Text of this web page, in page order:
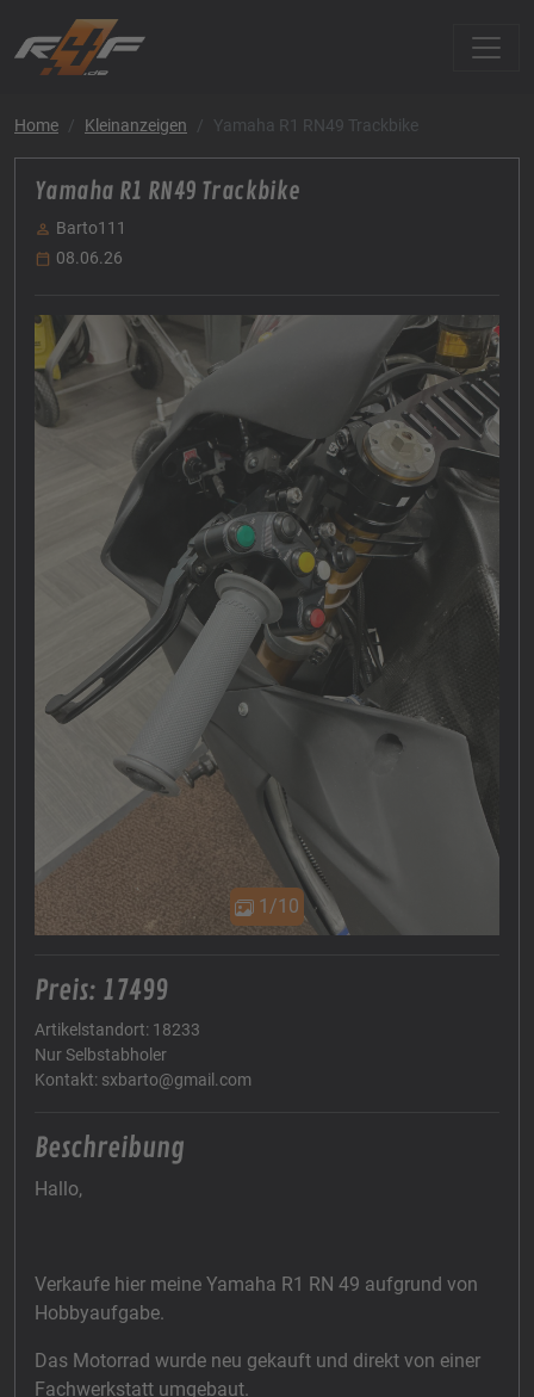
Home Kleinanzeigen Yamaha R1 RN49 Trackbike
Yamaha R1 RN49 Trackbike
Barto111
08.06.26
1/10
Preis: 17499
Artikelstandort: 18233
Nur Selbstabholer
Kontakt: sxbarto@gmail.com
Beschreibung
Hallo,
Verkaufe hier meine Yamaha R1 RN 49 aufgrund von
Hobbyaufgabe.
Das Motorrad wurde neu gekauft und direkt von einer
Fachwerkstatt umgebaut.